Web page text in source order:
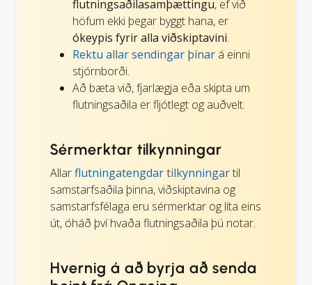
flutningsaðilasamþættingu, ef við
höfum ekki þegar byggt hana, er
ókeypis fyrir alla viðskiptavini.
Rektu allar sendingar þínar á einni
stjórnborði.
Að bæta við, fjarlægja eða skipta um
flutningsaðila er fljótlegt og auðvelt.
Sérmerktar tilkynningar
Allarflutningatengdar tilkynningartil
samstarfsaðila þinna, viðskiptavina og
samstarfsfélaga eru sérmerktar og líta eins
út, óháð því hvaða flutningsaðila þú notar.
Hvernig á að byrja að senda